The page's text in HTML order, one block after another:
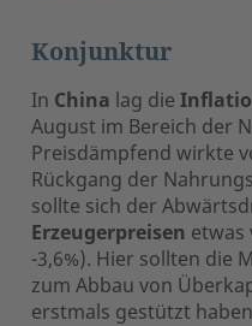
Konjunktur
In China lag die
August im Bereich der
Preisdämpfend wirkte
Rückgang der
sollte sich der
Erzeugerpreisen etwas
-3,6%). Hier sollten die
zum Abbau von
erstmals gestützt